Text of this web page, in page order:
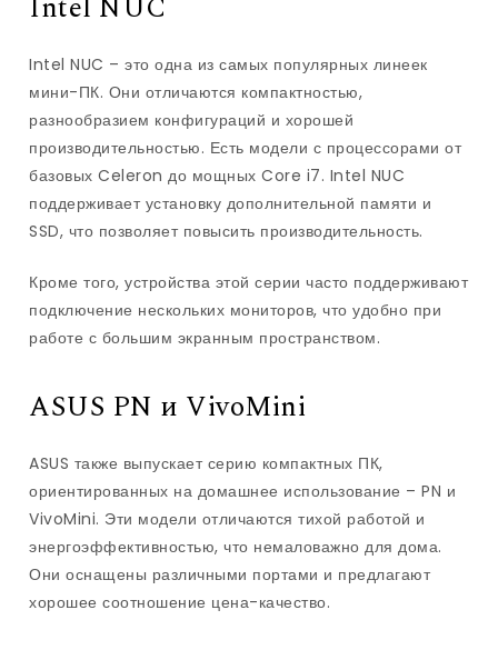
Intel NUC
Intel NUC – это одна из самых популярных линеек
мини-ПК. Они отличаются компактностью,
разнообразием конфигураций и хорошей
производительностью. Есть модели с процессорами от
базовых Celeron до мощных Core i7. Intel NUC
поддерживает установку дополнительной памяти и
SSD, что позволяет повысить производительность.
Кроме того, устройства этой серии часто поддерживают
подключение нескольких мониторов, что удобно при
работе с большим экранным пространством.
ASUS PN и VivoMini
ASUS также выпускает серию компактных ПК,
ориентированных на домашнее использование – PN и
VivoMini. Эти модели отличаются тихой работой и
энергоэффективностью, что немаловажно для дома.
Они оснащены различными портами и предлагают
хорошее соотношение цена-качество.